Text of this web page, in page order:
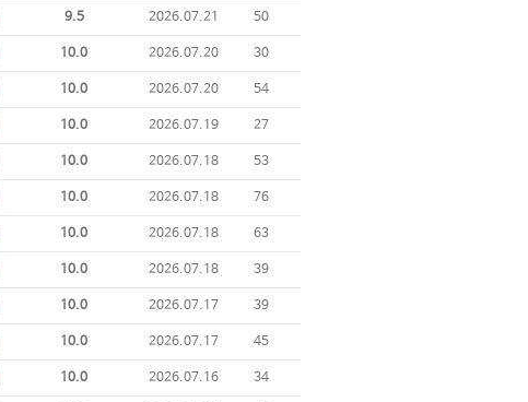
9.5 2026.07.21 50
10.0 2026.07.20 30
10.0 2026.07.20 54
10.0 2026.07.19 27
10.0 2026.07.18 53
10.0 2026.07.18 76
10.0 2026.07.18 63
10.0 2026.07.18 39
10.0 2026.07.17 39
10.0 2026.07.17 45
10.0 2026.07.16 34